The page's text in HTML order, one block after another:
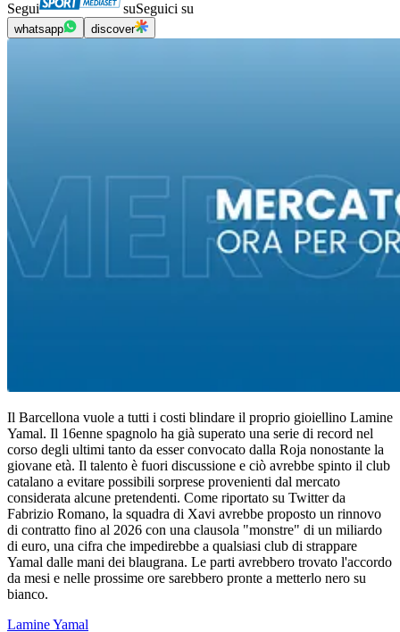
Segui suSeguici su
whatsapp discover
Il Barcellona vuole a tutti i costi blindare il proprio gioiellino Lamine
Yamal. Il 16enne spagnolo ha già superato una serie di record nel
corso degli ultimi tanto da esser convocato dalla Roja nonostante la
giovane età. Il talento è fuori discussione e ciò avrebbe spinto il club
catalano a evitare possibili sorprese provenienti dal mercato
considerata alcune pretendenti. Come riportato su Twitter da
Fabrizio Romano, la squadra di Xavi avrebbe proposto un rinnovo
di contratto fino al 2026 con una clausola "monstre" di un miliardo
di euro, una cifra che impedirebbe a qualsiasi club di strappare
Yamal dalle mani dei blaugrana. Le parti avrebbero trovato l'accordo
da mesi e nelle prossime ore sarebbero pronte a metterlo nero su
bianco.
Lamine Yamal